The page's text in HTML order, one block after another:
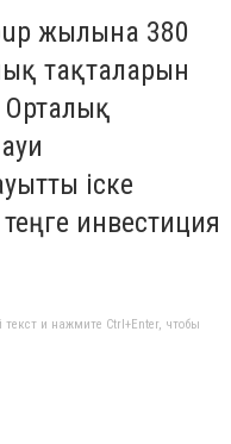
жылына 380
тақталарын
Орталық
іске
инвестиция
и нажмите Ctrl+Enter, чтобы